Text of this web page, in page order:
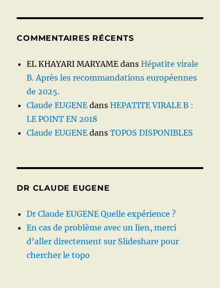
COMMENTAIRES RÉCENTS
EL KHAYARI MARYAME dansHépatite virale
B. Après les recommandations européennes
de 2025.
Claude EUGENE dansHEPATITE VIRALE B :
LE POINT EN 2018
Claude EUGENE dansTOPOS DISPONIBLES
DR CLAUDE EUGENE
Dr Claude EUGENE Quelle expérience ?
En cas de problème avec un lien, merci
d’aller directement sur Slideshare pour
chercher le topo